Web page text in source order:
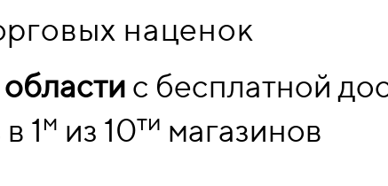
наценок
с бесплатной
1м из 10ти магазинов